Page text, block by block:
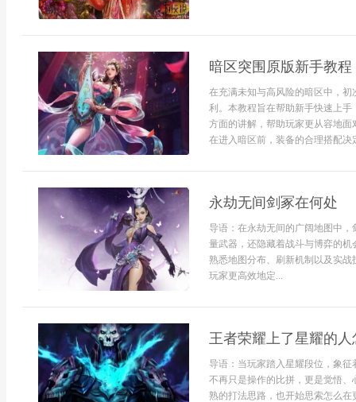
暗区突围原版新手教程
在充满未知与高风险的暗区中，
利。本教程旨在帮助新手快速上
方面的讲解，帮助玩家更从容地
在进入暗区前，装备的合理搭配决
永劫无间剑冢在何处
导语：在永劫无间的广阔地图中
量武器，还隐藏着战斗与博弈的
熟悉地图分布、刷新机制以及实
玩家更高效地定...
王者荣耀上了星耀的
导语：当玩家踏入星耀段位，象
不再只是操作的比拼，更是觉悟
熟的打法思路，也开始思索怎么